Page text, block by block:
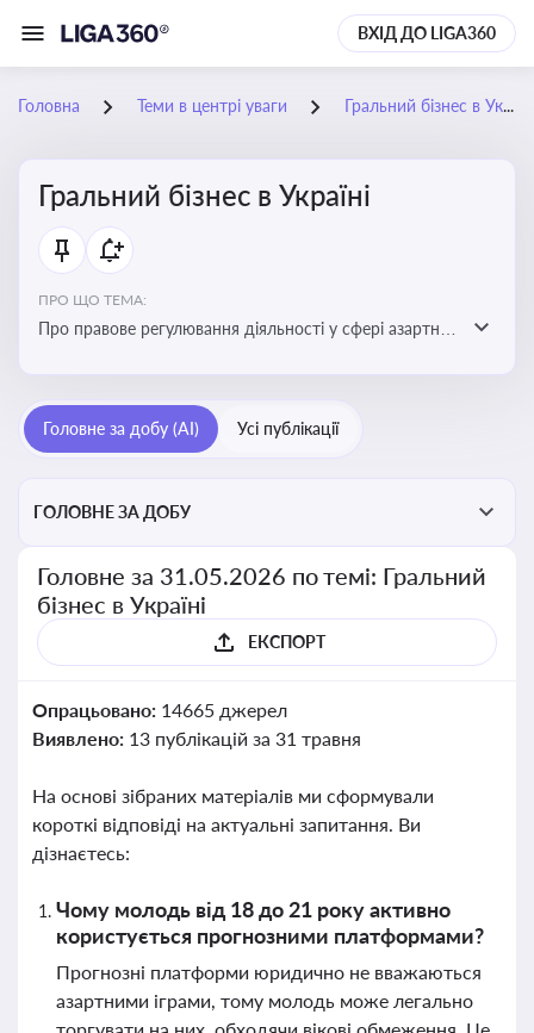
ВХІД ДО LIGA360
Головна Теми в центрі уваги Гральний бізнес в Україні
Гральний бізнес в Україні
ПРО ЩО ТЕМА:
Про правове регулювання діяльності у сфері азартних
реальні кейси
Головне за добу (AI) Усі публікації
ГОЛОВНЕ ЗА ДОБУ
Головне за 31.05.2026 по темі: Гральний
бізнес в Україні
ЕКСПОРТ
Опрацьовано: 14665 джерел
Виявлено: 13 публікацій за 31 травня
На основі зібраних матеріалів ми сформували
короткі відповіді на актуальні запитання. Ви
дізнаєтесь:
Чому молодь від 18 до 21 року активно
користується прогнозними платформами?
Прогнозні платформи юридично не вважаються
азартними іграми, тому молодь може легально